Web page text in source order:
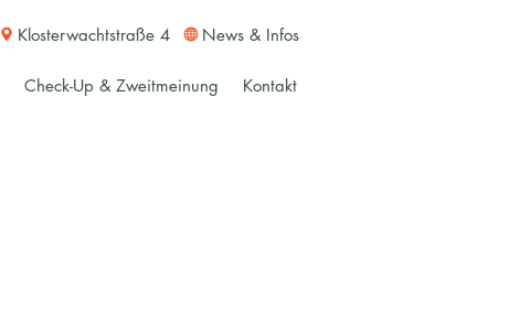
Klosterwachtstraße 4 News & Infos
Check-Up & Zweitmeinung Kontakt